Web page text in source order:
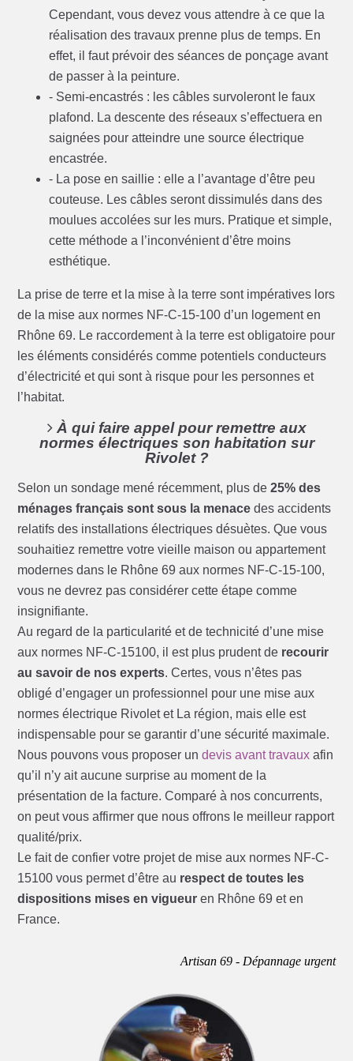
Cependant, vous devez vous attendre à ce que la
réalisation des travaux prenne plus de temps. En
effet, il faut prévoir des séances de ponçage avant
de passer à la peinture.
- Semi-encastrés : les câbles survoleront le faux
plafond. La descente des réseaux s’effectuera en
saignées pour atteindre une source électrique
encastrée.
- La pose en saillie : elle a l’avantage d’être peu
couteuse. Les câbles seront dissimulés dans des
moulues accolées sur les murs. Pratique et simple,
cette méthode a l’inconvénient d’être moins
esthétique.
La prise de terre et la mise à la terre sont impératives lors
de la mise aux normes NF-C-15-100 d’un logement en
Rhône 69. Le raccordement à la terre est obligatoire pour
les éléments considérés comme potentiels conducteurs
d’électricité et qui sont à risque pour les personnes et
l’habitat.
À qui faire appel pour remettre aux
normes électriques son habitation sur
Rivolet ?
Selon un sondage mené récemment, plus de25% des
ménages français sont sous la menace des accidents
relatifs des installations électriques désuètes. Que vous
souhaitiez remettre votre vieille maison ou appartement
modernes dans le Rhône 69 aux normes NF-C-15-100,
vous ne devrez pas considérer cette étape comme
insignifiante.
Au regard de la particularité et de technicité d’une mise
aux normes NF-C-15100, il est plus prudent de recourir
au savoir de nos experts. Certes, vous n’êtes pas
obligé d’engager un professionnel pour une mise aux
normes électrique Rivolet et La région, mais elle est
indispensable pour se garantir d’une sécurité maximale.
Nous pouvons vous proposer undevis avant travaux afin
qu’il n’y ait aucune surprise au moment de la
présentation de la facture. Comparé à nos concurrents,
on peut vous affirmer que nous offrons le meilleur rapport
qualité/prix.
Le fait de confier votre projet de mise aux normes NF-C-
15100 vous permet d’être au respect de toutes les
dispositions mises en vigueur en Rhône 69 et en
France.
Artisan 69 - Dépannage urgent